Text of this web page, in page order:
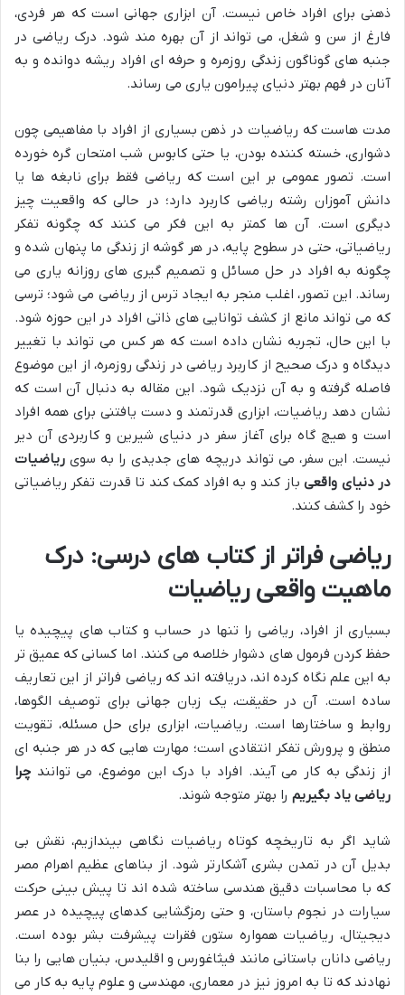
ذهنی برای افراد خاص نیست. آن ابزاری جهانی است که هر فردی،
فارغ از سن و شغل، می تواند از آن بهره مند شود. درک ریاضی در
جنبه های گوناگون زندگی روزمره و حرفه ای افراد ریشه دوانده و به
آنان در فهم بهتر دنیای پیرامون یاری می رساند.
مدت هاست که ریاضیات در ذهن بسیاری از افراد با مفاهیمی چون
دشواری، خسته کننده بودن، یا حتی کابوس شب امتحان گره خورده
است. تصور عمومی بر این است که ریاضی فقط برای نابغه ها یا
دانش آموزان رشته ریاضی کاربرد دارد؛ در حالی که واقعیت چیز
دیگری است. آن ها کمتر به این فکر می کنند که چگونه تفکر
ریاضیاتی، حتی در سطوح پایه، در هر گوشه از زندگی ما پنهان شده و
چگونه به افراد در حل مسائل و تصمیم گیری های روزانه یاری می
رساند. این تصور، اغلب منجر به ایجاد ترس از ریاضی می شود؛ ترسی
که می تواند مانع از کشف توانایی های ذاتی افراد در این حوزه شود.
با این حال، تجربه نشان داده است که هر کس می تواند با تغییر
دیدگاه و درک صحیح از کاربرد ریاضی در زندگی روزمره، از این موضوع
فاصله گرفته و به آن نزدیک شود. این مقاله به دنبال آن است که
نشان دهد ریاضیات، ابزاری قدرتمند و دست یافتنی برای همه افراد
است و هیچ گاه برای آغاز سفر در دنیای شیرین و کاربردی آن دیر
نیست. این سفر، می تواند دریچه های جدیدی را به سوی ریاضیات
در دنیای واقعیباز کند و به افراد کمک کند تا قدرت تفکر ریاضیاتی
خود را کشف کنند.
ریاضی فراتر از کتاب های درسی: درک
ماهیت واقعی ریاضیات
بسیاری از افراد، ریاضی را تنها در حساب و کتاب های پیچیده یا
حفظ کردن فرمول های دشوار خلاصه می کنند. اما کسانی که عمیق تر
به این علم نگاه کرده اند، دریافته اند که ریاضی فراتر از این تعاریف
ساده است. آن در حقیقت، یک زبان جهانی برای توصیف الگوها،
روابط و ساختارها است. ریاضیات، ابزاری برای حل مسئله، تقویت
منطق و پرورش تفکر انتقادی است؛ مهارت هایی که در هر جنبه ای
از زندگی به کار می آیند. افراد با درک این موضوع، می توانند چرا
ریاضی یاد بگیریم را بهتر متوجه شوند.
شاید اگر به تاریخچه کوتاه ریاضیات نگاهی بیندازیم، نقش بی
بدیل آن در تمدن بشری آشکارتر شود. از بناهای عظیم اهرام مصر
که با محاسبات دقیق هندسی ساخته شده اند تا پیش بینی حرکت
سیارات در نجوم باستان، و حتی رمزگشایی کدهای پیچیده در عصر
دیجیتال، ریاضیات همواره ستون فقرات پیشرفت بشر بوده است.
ریاضی دانان باستانی مانند فیثاغورس و اقلیدس، بنیان هایی را بنا
نهادند که تا به امروز نیز در معماری، مهندسی و علوم پایه به کار می